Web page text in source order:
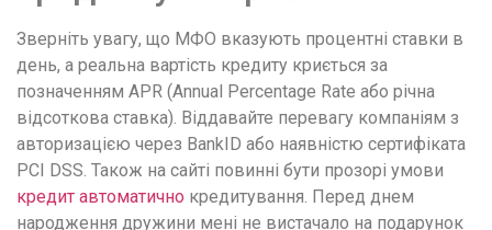
Зверніть увагу, що МФО вказують процентні ставки в
день, а реальна вартість кредиту криється за
позначенням APR (Annual Percentage Rate або річна
відсоткова ставка). Віддавайте перевагу компаніям з
авторизацією через BankID або наявністю сертифіката
PCI DSS. Також на сайті повинні бути прозорі умови
кредит автоматично кредитування. Перед днем ​​
народження дружини мені не вистачало на подарунок